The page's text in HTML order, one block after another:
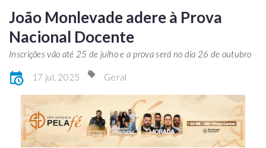
João Monlevade adere à Prova
Nacional Docente
Inscrições vão até 25 de julho e a prova será no dia 26 de outubro
17 jul, 2025 Geral